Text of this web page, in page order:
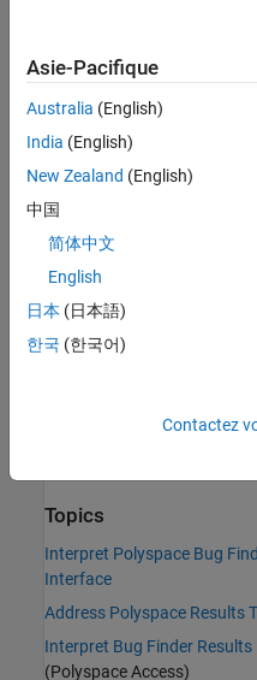
Missing Final
Result Information
Group:
Cryptography
Off
Command-Line Syntax:
Impact:Medium
PQL Name:
Version History
Introduced in R2020a
Topics
Interpret Polyspace Bug
Interface
Address Polyspace Results
Interpret Bug Finder
(Polyspace Access)
Asie-Pacifique
Australia (English)
India (English)
New Zealand (English)
中国
简体中文
English
日本 (日本語)
한국 (한국어)
Contactez